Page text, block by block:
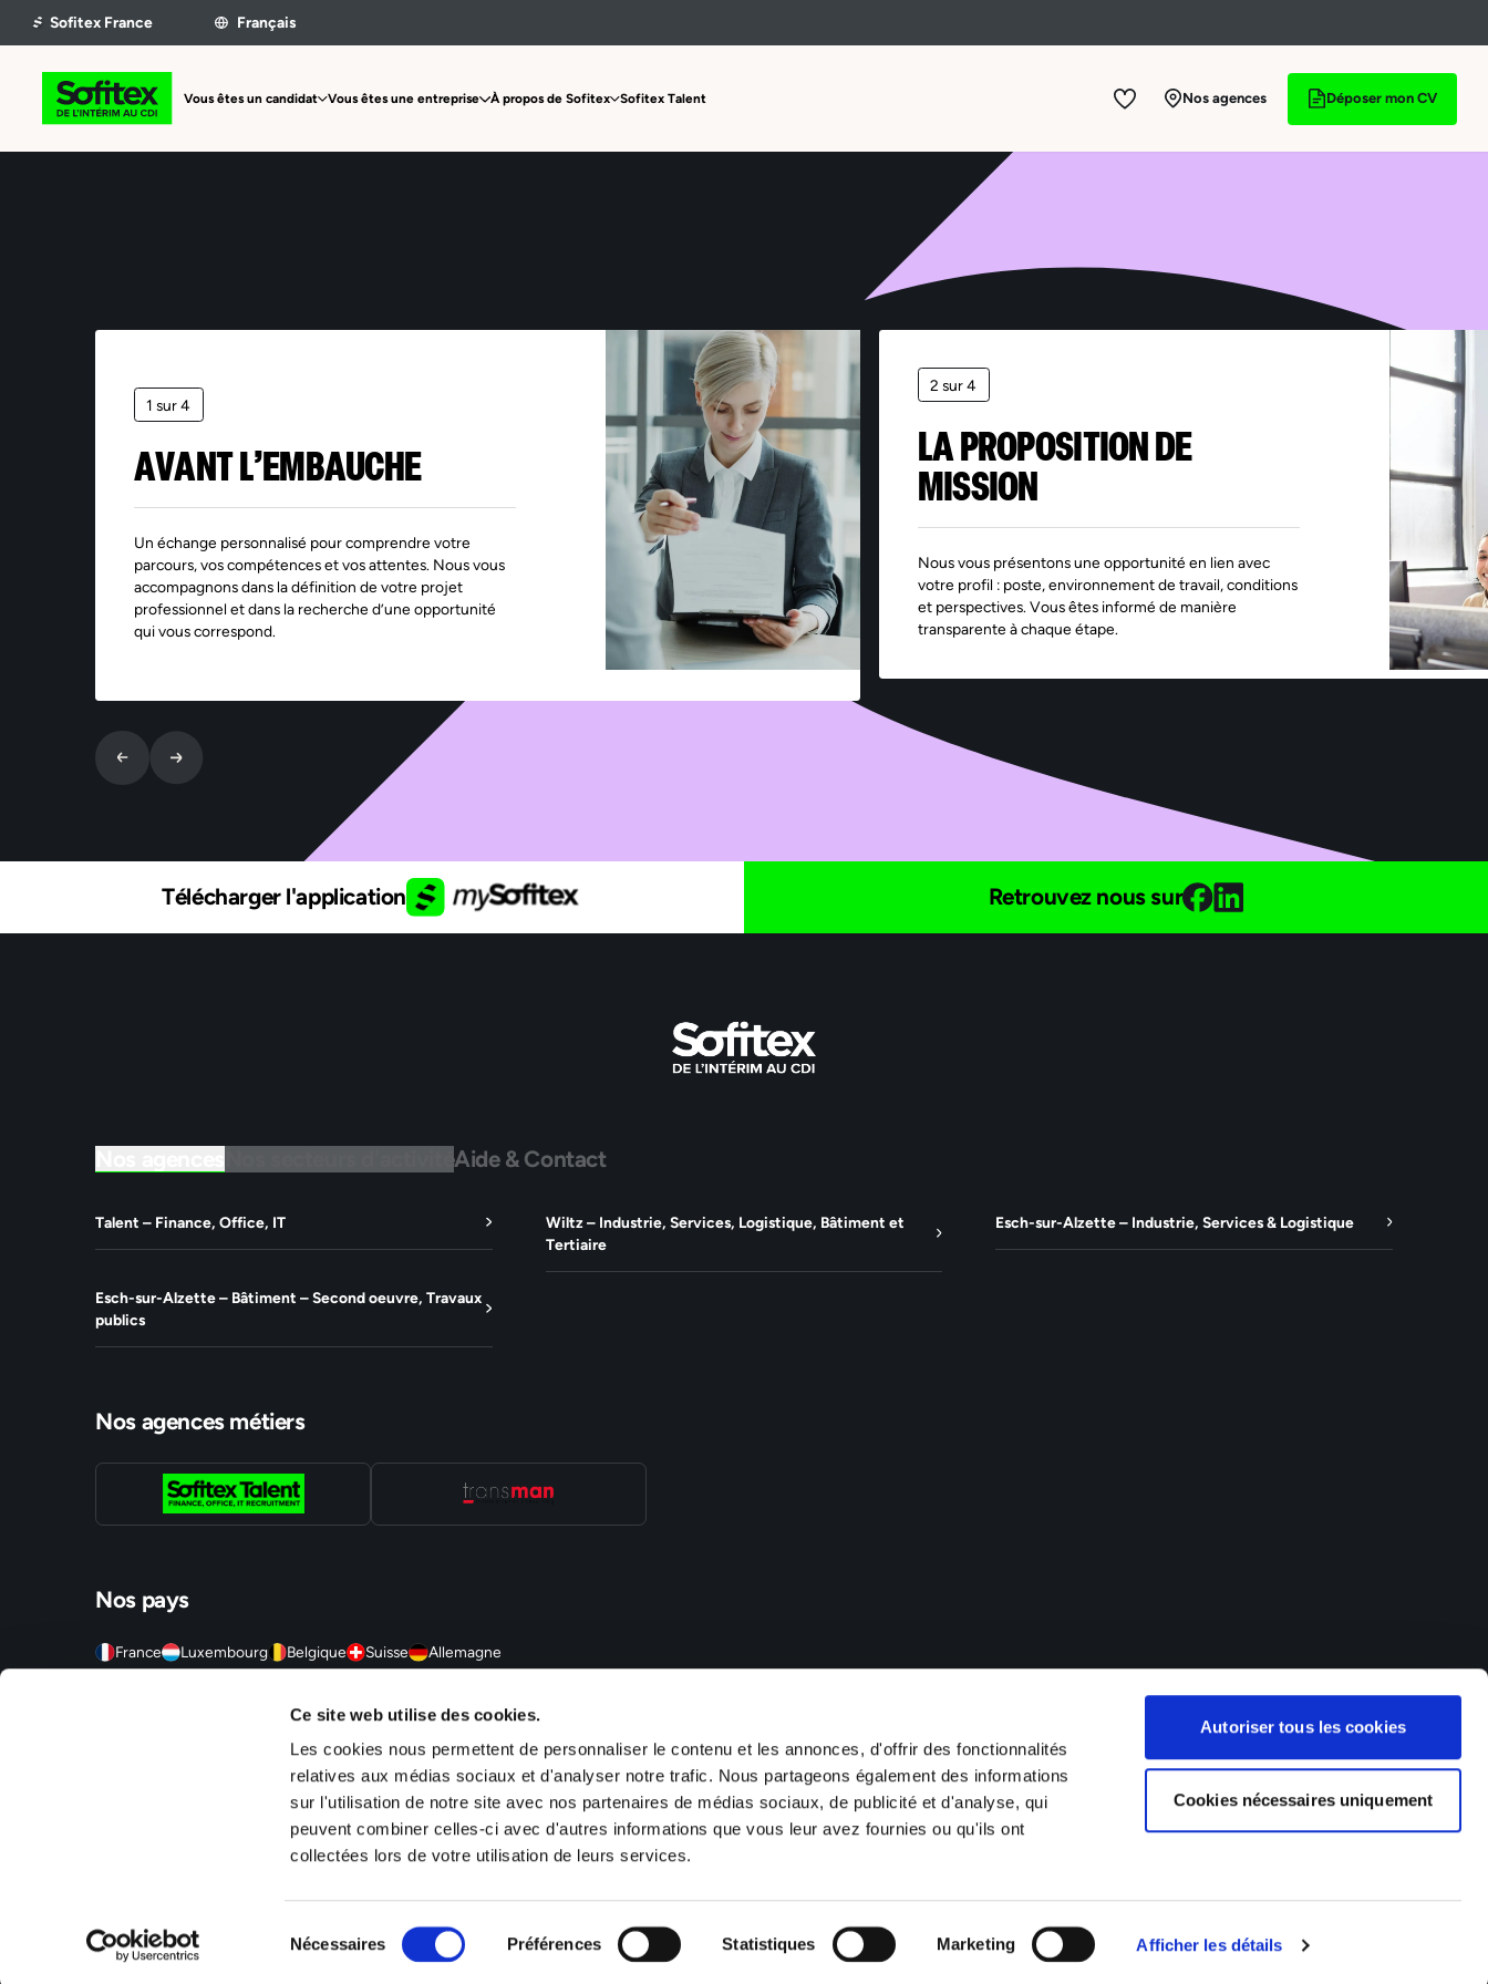
Ce site web utilise des cookies.
Les cookies nous permettent de personnaliser le contenu et les annonces, d'offrir des fonctionnalités
relatives aux médias sociaux et d'analyser notre trafic. Nous partageons également des informations
sur l'utilisation de notre site avec nos partenaires de médias sociaux, de publicité et d'analyse, qui
peuvent combiner celles-ci avec d'autres informations que vous leur avez fournies ou qu'ils ont
collectées lors de votre utilisation de leurs services.
du
Nécessaires Préférences Statistiques Marketing Afficher les détails
Autoriser tous les cookies
Cookies nécessaires uniquement
Vous êtes un candidat Vous êtes une entreprise À propos de Sofitex Sofitex Talent Nos agences Déposer mon CV
Offre non trouvée
1 sur 4
AVANT L’EMBAUCHE
Un échange personnalisé pour comprendre votre
parcours, vos compétences et vos attentes. Nous vous
accompagnons dans la définition de votre projet
professionnel et dans la recherche d’une opportunité
qui vous correspond.
2 sur 4
LA PROPOSITION DE
MISSION
Nous vous présentons une opportunité en lien avec
votre profil : poste, environnement de travail, conditions
et perspectives. Vous êtes informé de manière
transparente à chaque étape.
Télécharger l'application Retrouvez nous sur
Nos secteurs d'activitéAide & Contact
Talent – Finance, Office, IT
Wiltz – Industrie, Services, Logistique, Bâtiment et
Tertiaire
Esch-sur-Alzette – Industrie, Services & Logistique
Esch-sur-Alzette – Bâtiment – Second oeuvre, Travaux
publics
Nos agences métiers
Nos pays
France Luxembourg Belgique Suisse Allemagne
Sofitex est un réseau d'agences d'intérim, travail temporaire, de recrutement et de gestion des ressources humaines. Nous proposons des offres d'emploi dans de nombreux secteurs d'activités. Nos
agences sont situées en Alsace (Mulhouse, Strasbourg, Molsheim, Obernai, Haguenau, Colmar, Guebwiller, Saint Louis, Cernay), en Lorraine (Hagondange, Metz, Thionville), en Franche-Comté et dans le
Territoire de Belfort (Montbéliard, Belfort, Delle), en Ile-de-France (Paris). Sofitex est également présent en Allemagne (Kehl, Saarbrücken), en Suisse (Delémont, Saigneléger) et au Luxembourg (Esch
Politique de confidentialitéRSEGestion des cookiesPlan du site Made by Izhak